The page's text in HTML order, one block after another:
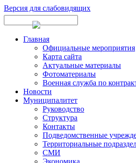
Версия для слабовидящих
Главная
Официальные мероприятия
Карта сайта
Актуальные материалы
Фотоматериалы
Военная служба по
Новости
Муниципалитет
Руководство
Структура
Контакты
Подведомственные
Территориальные
СМИ
Экономика